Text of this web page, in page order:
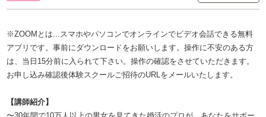
※ZOOMとは...スマホやパソコンでオンラインでビデオ会話できる無料
アプリです。事前にダウンロードをお願いします。操作に不安のある方
は、当日15分前に入られて下さい。操作の確認をさせていただきます。
お申し込み確認後体験スクールご招待のURLをメールいたします。
【講師紹介】